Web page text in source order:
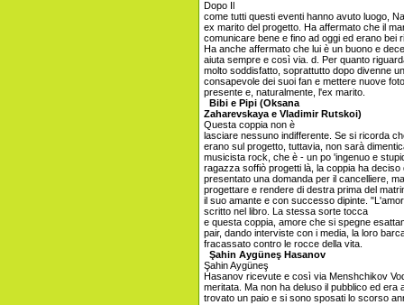
Dopo Il
come tutti questi eventi hanno avuto luogo,
ex marito del progetto. Ha affermato che il
comunicare bene e fino ad oggi ed erano bei
Ha anche affermato che lui è un buono e
aiuta sempre e così via. d. Per quanto
molto soddisfatto, soprattutto dopo divenne
consapevole dei suoi fan e mettere nuove
presente e, naturalmente, l'ex marito.
Bibi e Pipi (Oksana
Zaharevskaya e Vladimir Rutskoi)
Questa coppia non è
lasciare nessuno indifferente. Se si ricorda
erano sul progetto, tuttavia, non sarà
musicista rock, che è - un po 'ingenuo e
ragazza soffiò progetti là, la coppia ha deciso
presentato una domanda per il cancelliere,
progettare e rendere di destra prima del
il suo amante e con successo dipinte.
scritto nel libro. La stessa sorte tocca
e questa coppia, amore che si spegne
pair, dando interviste con i media, la loro
fracassato contro le rocce della vita.
Şahin Aygüneş Hasanov
Şahin Aygüneş
Hasanov ricevute e così via Menshchikov
meritata. Ma non ha deluso il pubblico ed era
trovato un paio e si sono sposati lo scorso